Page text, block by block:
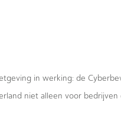
in werking: de
niet alleen voor